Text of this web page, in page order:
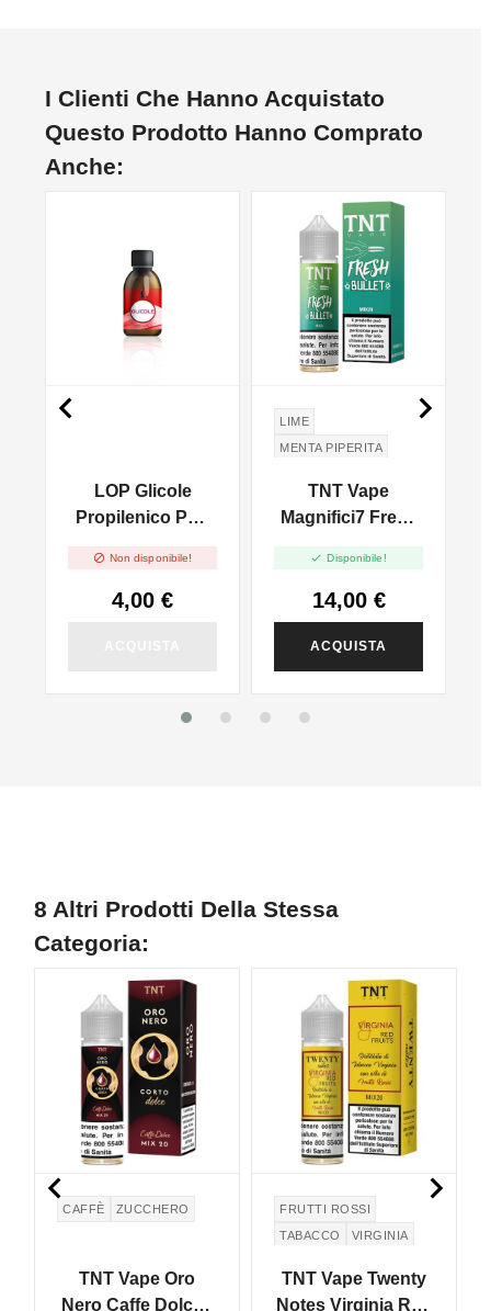
I Clienti Che Hanno Acquistato
Questo Prodotto Hanno Comprato
Anche:
LOP Glicole
Propilenico PG -
 Non disponibile!
4,00 €
LIME
MENTA PIPERITA
MIRTILLO
TNT Vape
Magnifici7 Fresh
Vape - 20ml
 Disponibile!
14,00 €
ACQUISTA
 
8 Altri Prodotti Della Stessa
Categoria:
CAFFÈ ZUCCHERO
TNT Vape Oro
Nero Caffe Dolce -
FRUTTI ROSSI
TABACCO
VIRGINIA
TNT Vape Twenty
Notes Virginia Red
 